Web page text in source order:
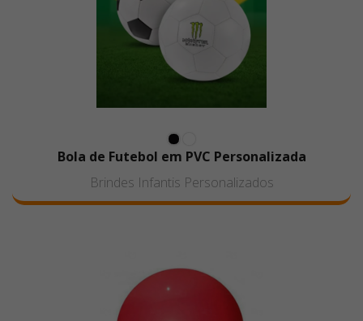
Bola de Futebol em PVC Personalizada
Brindes Infantis Personalizados